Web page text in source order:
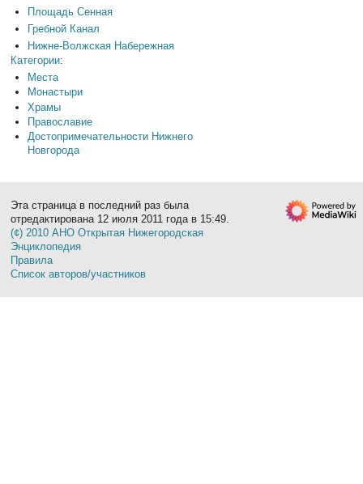
Площадь Сенная
Гребной Канал
Нижне-Волжская Набережная
Категории:
Места
Монастыри
Храмы
Православие
Достопримечательности Нижнего
Новгорода
Эта страница в последний раз была
отредактирована 12 июля 2011 года в 15:49.
(¢) 2010 АНО Открытая Нижегородская
Энциклопедия
Правила
Список авторов/участников